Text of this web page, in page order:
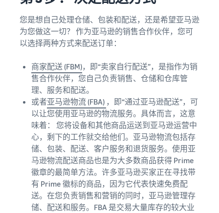
您是想自己处理仓储、包装和配送，还是希望亚马逊
为您做这一切？ 作为亚马逊的销售合作伙伴，您可
以选择两种方式来配送订单：
商家配送 (FBM)，即“卖家自行配送”，是指作为销
售合作伙伴，您自己负责销售、仓储和仓库管
理、服务和配送。
或者亚马逊物流 (FBA) ，即“通过亚马逊配送”，可
以让您使用亚马逊的物流服务。具体而言，这意
味着： 您将设备和其他商品运送到亚马逊运营中
心，剩下的工作就交给他们。亚马逊物流包括存
储、包装、配送、客户服务和退货服务。使用亚
马逊物流配送商品也是为大多数商品获得 Prime
徽章的最简单方法。许多亚马逊买家正在寻找带
有 Prime 徽标的商品，因为它代表快速免费配
送。在您负责销售和营销的同时，亚马逊管理存
储、配送和服务。FBA 是交易大量库存的较大业